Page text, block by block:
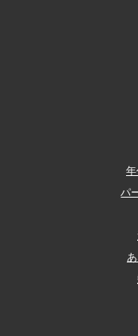
パ